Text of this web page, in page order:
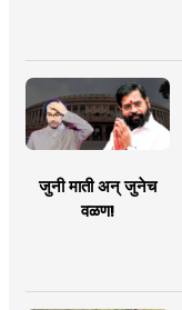
जुनी माती अन् जुनेच
वळण!